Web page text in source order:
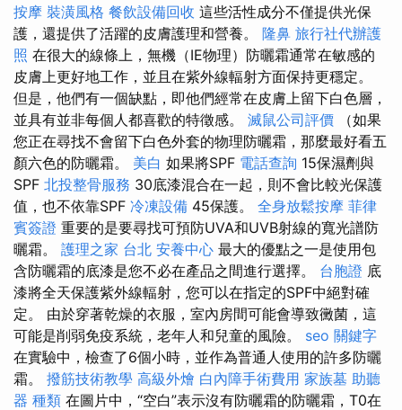
按摩 裝潢風格 餐飲設備回收 這些活性成分不僅提供光保
護，還提供了活躍的皮膚護理和營養。 隆鼻 旅行社代辦護
照 在很大的線條上，無機（IE物理）防曬霜通常在敏感的
皮膚上更好地工作，並且在紫外線輻射方面保持更穩定。
但是，他們有一個缺點，即他們經常在皮膚上留下白色層，
並具有並非每個人都喜歡的特徵感。 滅鼠公司評價 （如果
您正在尋找不會留下白色外套的物理防曬霜，那麼最好看五
顏六色的防曬霜。 美白 如果將SPF 電話查詢 15保濕劑與
SPF 北投整骨服務 30底漆混合在一起，則不會比較光保護
值，也不依靠SPF 冷凍設備 45保護。 全身放鬆按摩 菲律
賓簽證 重要的是要尋找可預防UVA和UVB射線的寬光譜防
曬霜。 護理之家 台北 安養中心 最大的優點之一是使用包
含防曬霜的底漆是您不必在產品之間進行選擇。 台胞證 底
漆將全天保護紫外線輻射，您可以在指定的SPF中絕對確
定。 由於穿著乾燥的衣服，室內房間可能會導致黴菌，這
可能是削弱免疫系統，老年人和兒童的風險。 seo 關鍵字
在實驗中，檢查了6個小時，並作為普通人使用的許多防曬
霜。 撥筋技術教學 高級外燴 白內障手術費用 家族墓 助聽
器 種類 在圖片中，“空白”表示沒有防曬霜的防曬霜，T0在